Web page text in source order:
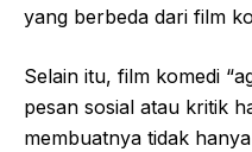
yang berbeda dari film
Selain itu, film komedi
pesan sosial atau kritik
membuatnya tidak